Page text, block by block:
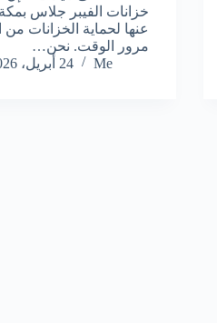
خزانات الفيبر جلاس
عنها لحماية الخزانات
مرور الوقت. نحن…
Me
24 أبريل، 2026